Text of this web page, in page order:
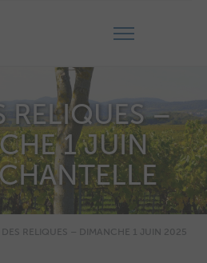
RELIQUES –
1 JUIN
DES RELIQUES – DIMANCHE 1 JUIN 2025